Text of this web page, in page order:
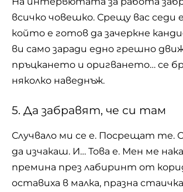
всичко човешко. Срещу вас седи
който е готов да зачеркне
ви само заради едно грешно
пръцкането и оригването… се
няколко наведнъж.
5. Да забравят, че си там
Случвало ми се е. Посрещат
да изчакаш. И… Това е. Мен ме
премина през лабиринт от
оставиха в малка, празна